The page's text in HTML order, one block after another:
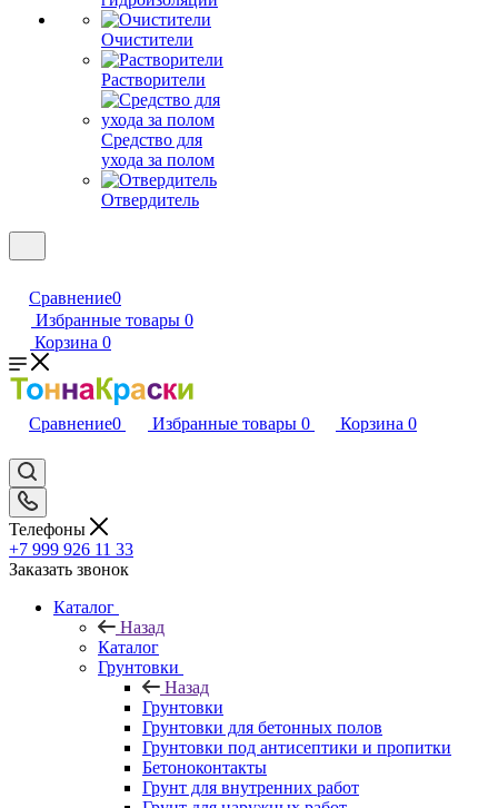
Очистители
Растворители
Средство для
ухода за полом
Отвердитель
Сравнение0
Избранные товары 0
Корзина 0
Сравнение0 Избранные товары 0 Корзина 0
Телефоны
+7 999 926 11 33
Заказать звонок
Каталог
Назад
Каталог
Грунтовки
Назад
Грунтовки
Грунтовки для бетонных полов
Грунтовки под антисептики и пропитки
Бетоноконтакты
Грунт для внутренних работ